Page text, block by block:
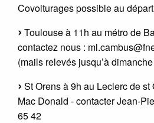
Covoiturages possible au
Toulouse à 11h au métro de
contactez nous :
(mails relevés jusqu’à
St Orens à 9h au Leclerc de
Mac Donald - contacter Jean-
65 42